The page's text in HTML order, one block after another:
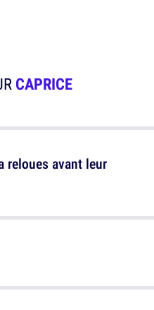
CAPRICE
reloues avant leur